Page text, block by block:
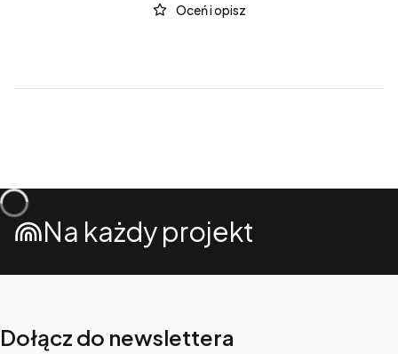
Oceń i opisz
Na każdy projekt
Dołącz do newslettera